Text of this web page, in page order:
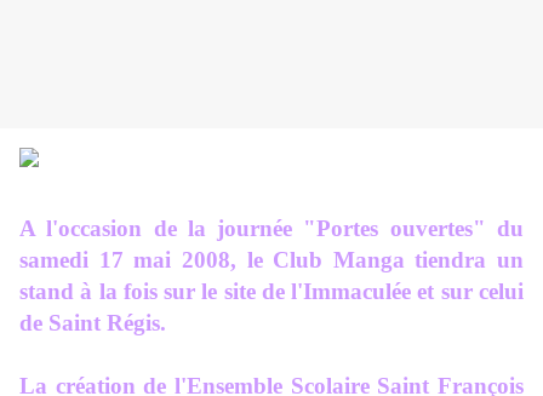
A l'occasion de la journée "Portes ouvertes" du
samedi 17 mai 2008, le Club Manga tiendra un
stand à la fois sur le site de l'Immaculée et sur celui
de Saint Régis.
La création de l'Ensemble Scolaire Saint François